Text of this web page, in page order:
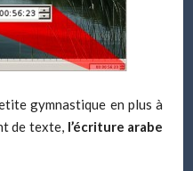
gymnastique en plus à
de texte, l’écriture arabe